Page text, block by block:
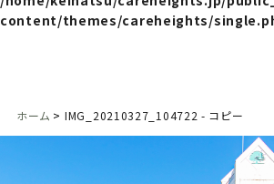
content/themes/careheights/
ホーム IMG_20210327_104722 - コピー